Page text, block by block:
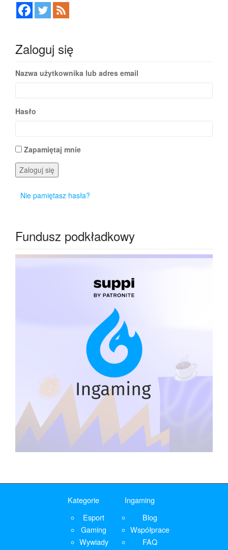
Zaloguj się
Nazwa użytkownika lub adres email
Hasło
Zapamiętaj mnie
Zaloguj się
Nie pamiętasz hasła?
Fundusz podkładkowy
Kategorie
Esport
Gaming
Wywiady
Ingaming
Blog
Współprace
FAQ